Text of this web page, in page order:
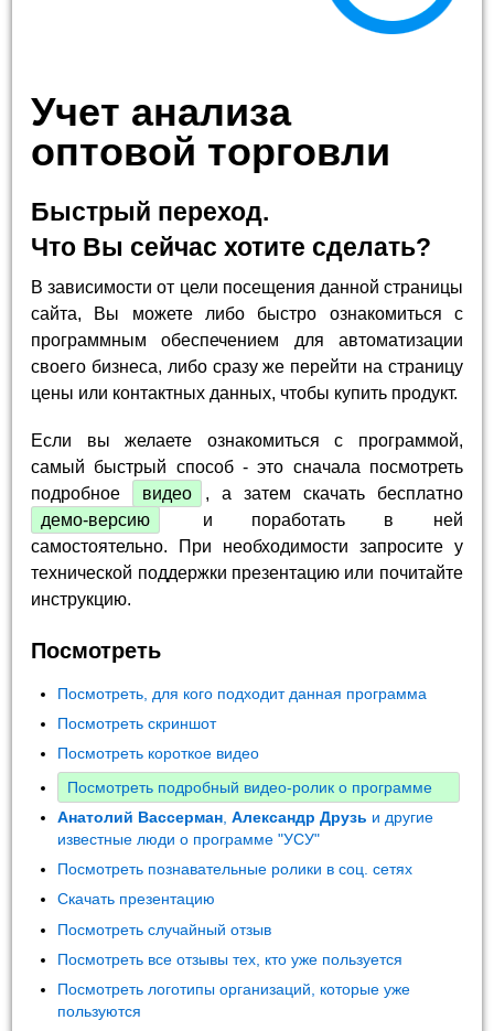
Учет анализа
оптовой торговли
Быстрый переход.
Что Вы сейчас хотите сделать?
В зависимости от цели посещения данной страницы
сайта, Вы можете либо быстро ознакомиться с
программным обеспечением для автоматизации
своего бизнеса, либо сразу же перейти на страницу
цены или контактных данных, чтобы купить продукт.
Если вы желаете ознакомиться с программой,
самый быстрый способ - это сначала посмотреть
подробное
видео
, а затем скачать бесплатно
демо-версию
и поработать в ней
самостоятельно. При необходимости запросите у
технической поддержки презентацию или почитайте
инструкцию.
Посмотреть
Посмотреть, для кого подходит данная программа
Посмотреть скриншот
Посмотреть короткое видео
Посмотреть подробный видео-ролик о программе
Анатолий Вассерман ,Александр Друзь и другие
известные люди о программе "УСУ"
Посмотреть познавательные ролики в соц. сетях
Скачать презентацию
Посмотреть случайный отзыв
Посмотреть все отзывы тех, кто уже пользуется
Посмотреть логотипы организаций, которые уже
пользуются